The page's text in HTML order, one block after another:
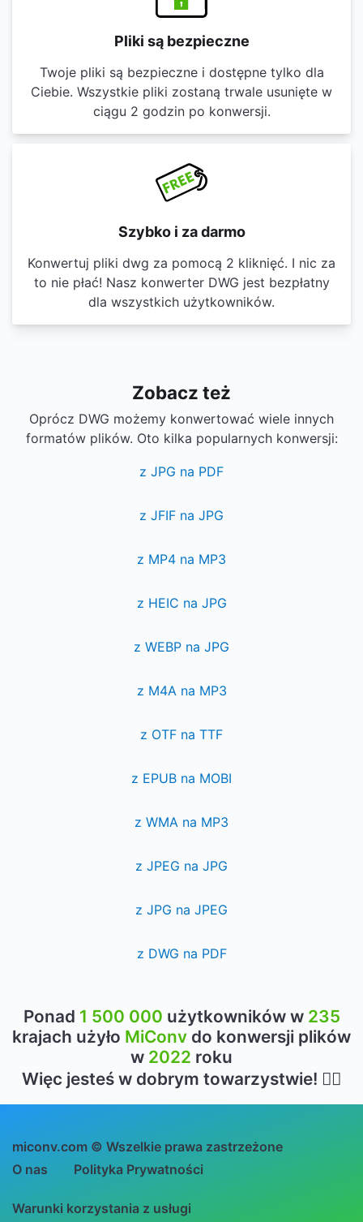
Pliki są bezpieczne
Twoje pliki są bezpieczne i dostępne tylko dla
Ciebie. Wszystkie pliki zostaną trwale usunięte w
ciągu 2 godzin po konwersji.
Szybko i za darmo
Konwertuj pliki dwg za pomocą 2 kliknięć. I nic za
to nie płać! Nasz konwerter DWG jest bezpłatny
dla wszystkich użytkowników.
Zobacz też
Oprócz DWG możemy konwertować wiele innych
formatów plików. Oto kilka popularnych konwersji:
z JPG na PDF
z JFIF na JPG
z MP4 na MP3
z HEIC na JPG
z WEBP na JPG
z M4A na MP3
z OTF na TTF
z EPUB na MOBI
z WMA na MP3
z JPEG na JPG
z JPG na JPEG
z DWG na PDF
Ponad 1 500 000 użytkowników w 235
krajach użyło MiConv do konwersji plików
w 2022 roku
Więc jesteś w dobrym towarzystwie! 👍🏻
miconv.com © Wszelkie prawa zastrzeżone
O nas
Polityka Prywatności
Warunki korzystania z usługi